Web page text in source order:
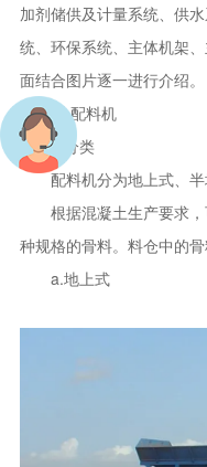
加剂储供及计量系统、供
统、环保系统、主体机架
面结合图片逐一进行介绍。
一.配料机
1.分类
配料机分为地上式、半
根据混凝土生产要求，
种规格的骨料。料仓中的
a.地上式